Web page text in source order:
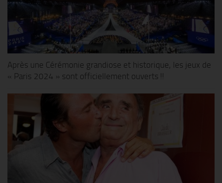
Après une Cérémonie grandiose et historique, les jeux de
« Paris 2024 » sont officiellement ouverts !!